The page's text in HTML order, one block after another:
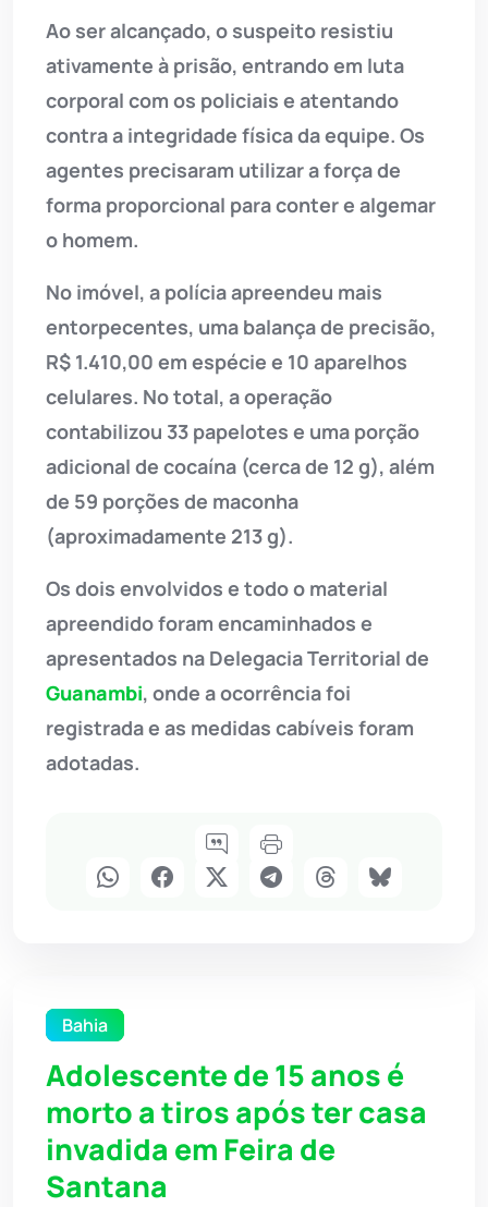
Ao ser alcançado, o suspeito resistiu
ativamente à prisão, entrando em luta
corporal com os policiais e atentando
contra a integridade física da equipe. Os
agentes precisaram utilizar a força de
forma proporcional para conter e algemar
o homem.
No imóvel, a polícia apreendeu mais
entorpecentes, uma balança de precisão,
R$ 1.410,00 em espécie e 10 aparelhos
celulares. No total, a operação
contabilizou 33 papelotes e uma porção
adicional de cocaína (cerca de 12 g), além
de 59 porções de maconha
(aproximadamente 213 g).
Os dois envolvidos e todo o material
apreendido foram encaminhados e
apresentados na Delegacia Territorial de
Guanambi, onde a ocorrência foi
registrada e as medidas cabíveis foram
adotadas.
Bahia
Adolescente de 15 anos é
morto a tiros após ter casa
invadida em Feira de
Santana